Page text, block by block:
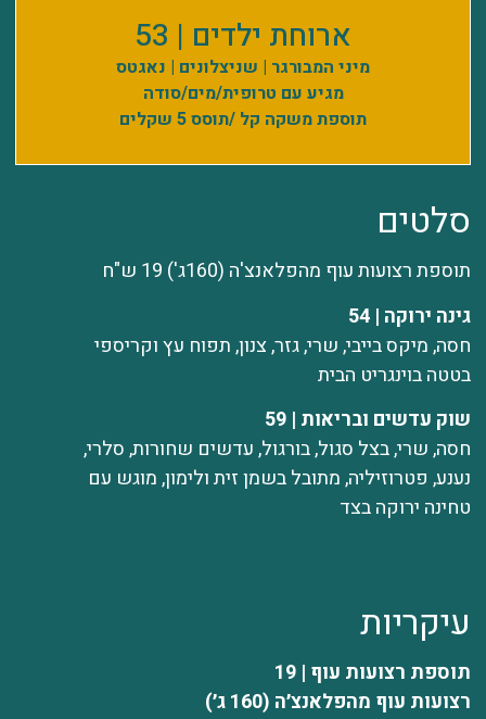
ארוחת ילדים | 53
מיני המבורגר | שניצלונים | נאגטס
מגיע עם טרופית/מים/סודה
תוספת משקה קל /תוסס 5 שקלים
סלטים
תוספת רצועות עוף מהפלאנצ'ה (160ג') 19 ש"ח
גינה ירוקה | 54
חסה, מיקס בייבי, שרי, גזר, צנון, תפוח עץ וקריספי
בטטה בוינגריט הבית
שוק עדשים ובריאות | 59
חסה, שרי, בצל סגול, בורגול, עדשים שחורות, סלרי,
נענע, פטרוזיליה, מתובל בשמן זית ולימון, מוגש עם
טחינה ירוקה בצד
עיקריות
תוספת רצועות עוף | 19
רצועות עוף מהפלאנצ׳ה (160 ג׳)